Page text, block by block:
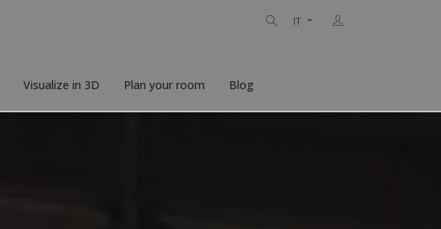
IT
Visualize in 3D Plan your room Blog